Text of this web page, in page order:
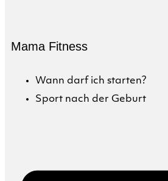
Mama Fitness
Wann darf ich starten?
Sport nach der Geburt